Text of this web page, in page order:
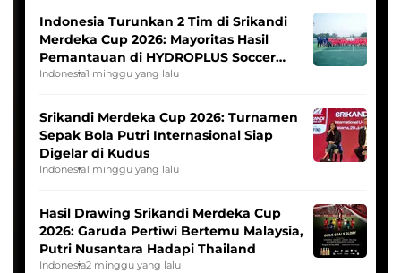
Indonesia Turunkan 2 Tim di Srikandi
Merdeka Cup 2026: Mayoritas Hasil
Pemantauan di HYDROPLUS Soccer
League
Indonesia1 minggu yang lalu
Srikandi Merdeka Cup 2026: Turnamen
Sepak Bola Putri Internasional Siap
Digelar di Kudus
Indonesia1 minggu yang lalu
Hasil Drawing Srikandi Merdeka Cup
2026: Garuda Pertiwi Bertemu Malaysia,
Putri Nusantara Hadapi Thailand
Indonesia2 minggu yang lalu